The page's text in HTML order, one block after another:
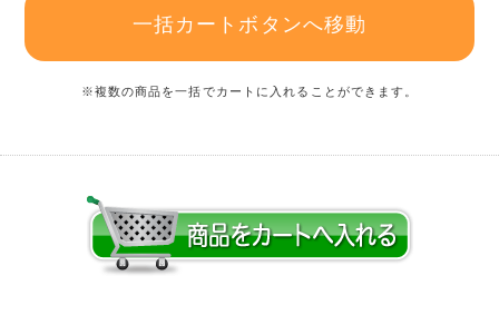
一括カートボタンへ移動
※複数の商品を一括でカートに入れることができます。